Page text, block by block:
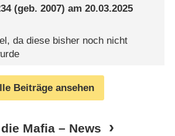
(geb. 2007) am20.03.2025
da diese bisher noch nicht
Beiträge ansehen
Mafia – News